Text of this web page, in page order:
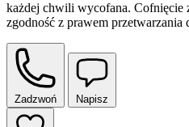
każdej chwili wycofana. Cofnięcie
zgodność z prawem
Zadzwoń Napisz